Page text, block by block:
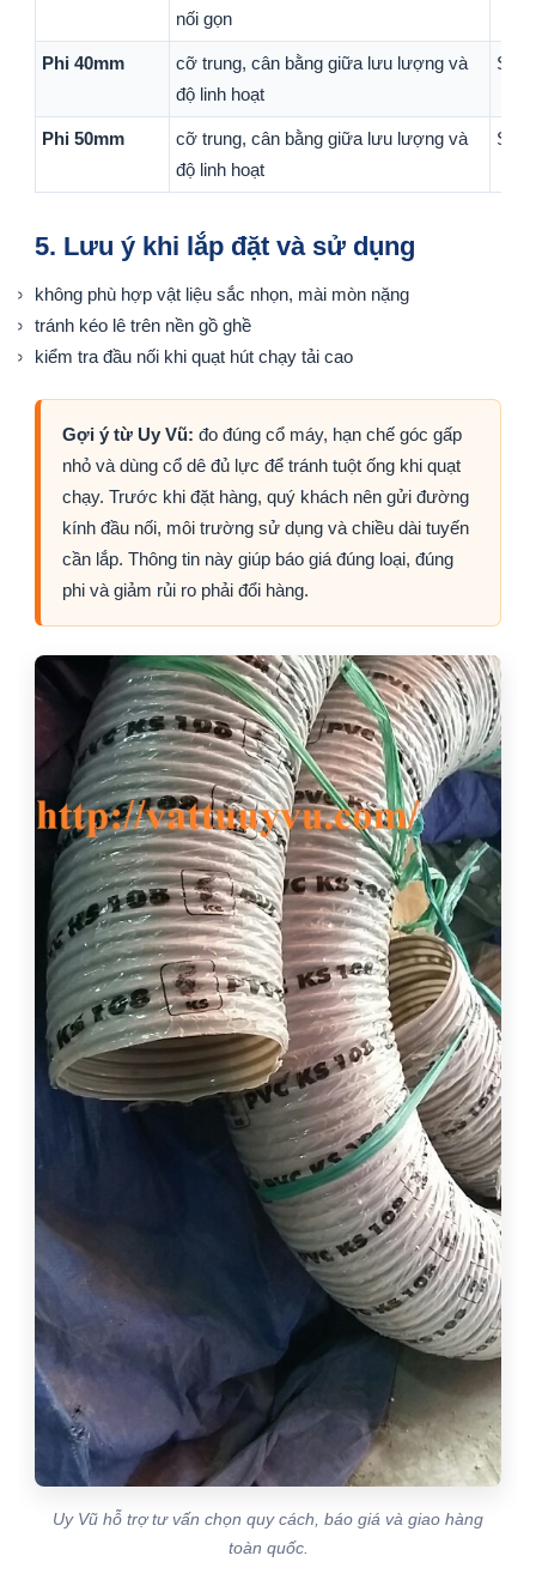
nối gọn
Phi 40mm
cỡ trung, cân bằng giữa lưu lượng và
độ linh hoạt
Sản
Phi 50mm
cỡ trung, cân bằng giữa lưu lượng và
độ linh hoạt
Sản
5. Lưu ý khi lắp đặt và sử dụng
không phù hợp vật liệu sắc nhọn, mài mòn nặng
tránh kéo lê trên nền gồ ghề
kiểm tra đầu nối khi quạt hút chạy tải cao
Gợi ý từ Uy Vũ: đo đúng cổ máy, hạn chế góc gấp
nhỏ và dùng cổ dê đủ lực để tránh tuột ống khi quạt
chạy. Trước khi đặt hàng, quý khách nên gửi đường
kính đầu nối, môi trường sử dụng và chiều dài tuyến
cần lắp. Thông tin này giúp báo giá đúng loại, đúng
phi và giảm rủi ro phải đổi hàng.
Uy Vũ hỗ trợ tư vấn chọn quy cách, báo giá và giao hàng
toàn quốc.